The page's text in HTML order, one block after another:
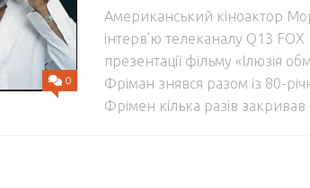
0
Американський кіноактор
інтерв’ю телеканалу Q13
презентації фільму «Ілюзія
Фріман знявся разом із 80-
Фрімен кілька разів закривав